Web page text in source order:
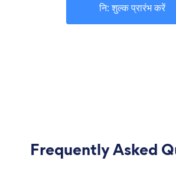
नि: शुल्क प्रारंभ करें
Frequently Asked